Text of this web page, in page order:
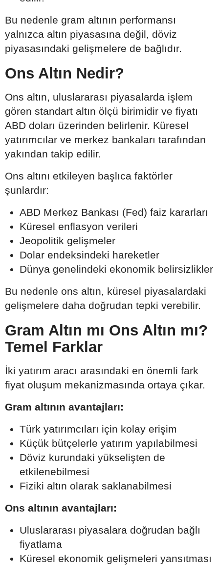
Bu nedenle gram altının performansı
yalnızca altın piyasasına değil, döviz
piyasasındaki gelişmelere de bağlıdır.
Ons Altın Nedir?
Ons altın, uluslararası piyasalarda işlem
gören standart altın ölçü birimidir ve fiyatı
ABD doları üzerinden belirlenir. Küresel
yatırımcılar ve merkez bankaları tarafından
yakından takip edilir.
Ons altını etkileyen başlıca faktörler
şunlardır:
ABD Merkez Bankası (Fed) faiz kararları
Küresel enflasyon verileri
Jeopolitik gelişmeler
Dolar endeksindeki hareketler
Dünya genelindeki ekonomik belirsizlikler
Bu nedenle ons altın, küresel piyasalardaki
gelişmelere daha doğrudan tepki verebilir.
Gram Altın mı Ons Altın mı?
Temel Farklar
İki yatırım aracı arasındaki en önemli fark
fiyat oluşum mekanizmasında ortaya çıkar.
Gram altının avantajları:
Türk yatırımcıları için kolay erişim
Küçük bütçelerle yatırım yapılabilmesi
Döviz kurundaki yükselişten de
etkilenebilmesi
Fiziki altın olarak saklanabilmesi
Ons altının avantajları:
Uluslararası piyasalara doğrudan bağlı
fiyatlama
Küresel ekonomik gelişmeleri yansıtması